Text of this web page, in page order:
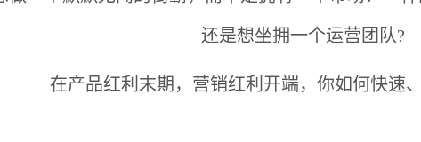
还是想坐拥一个运营团队?
在产品红利末期，营销红利开端，你如何快速